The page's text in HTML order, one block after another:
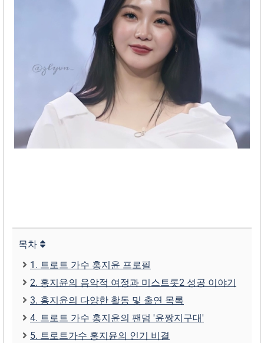
목차
1. 트로트 가수 홍지윤 프로필
2. 홍지윤의 음악적 여정과 미스트롯2 성공 이야기
3. 홍지윤의 다양한 활동 및 출연 목록
4. 트로트 가수 홍지윤의 팬덤 '윤짱지구대'
5. 트로트가수 홍지윤의 인기 비결